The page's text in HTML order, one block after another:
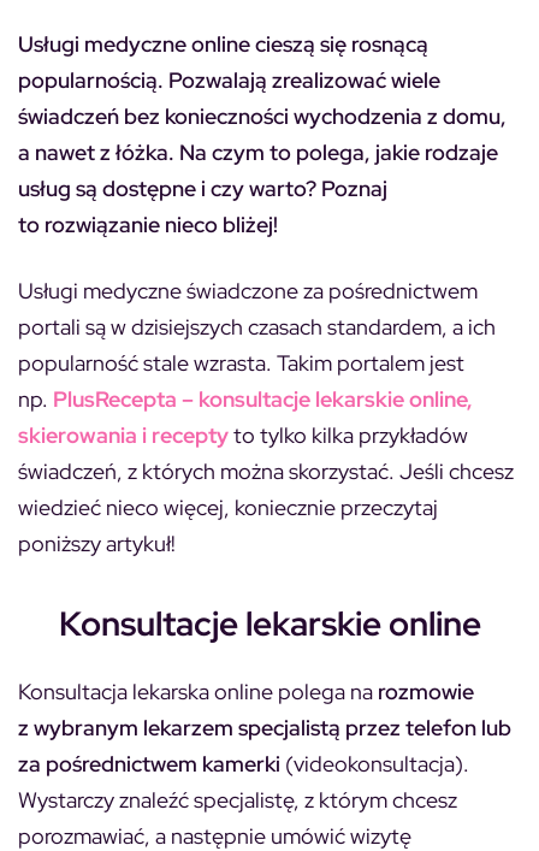
Usługi medyczne online cieszą się rosnącą
popularnością. Pozwalają zrealizować wiele
świadczeń bez konieczności wychodzenia z domu,
a nawet z łóżka. Na czym to polega, jakie rodzaje
usług są dostępne i czy warto? Poznaj
to rozwiązanie nieco bliżej!
Usługi medyczne świadczone za pośrednictwem
portali są w dzisiejszych czasach standardem, a ich
popularność stale wzrasta. Takim portalem jest
np. PlusRecepta – konsultacje lekarskie online,
skierowania i receptyto tylko kilka przykładów
świadczeń, z których można skorzystać. Jeśli chcesz
wiedzieć nieco więcej, koniecznie przeczytaj
poniższy artykuł!
Konsultacje lekarskie online
Konsultacja lekarska online polega na rozmowie
z wybranym lekarzem specjalistą przez telefon lub
za pośrednictwem kamerki (videokonsultacja).
Wystarczy znaleźć specjalistę, z którym chcesz
porozmawiać, a następnie umówić wizytę